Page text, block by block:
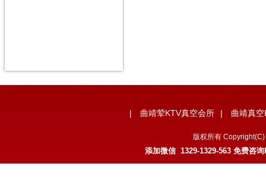
| 曲靖荤KTV真空会所 | 曲靖真
版权所有
添加微信 1329-1329-563 免费咨